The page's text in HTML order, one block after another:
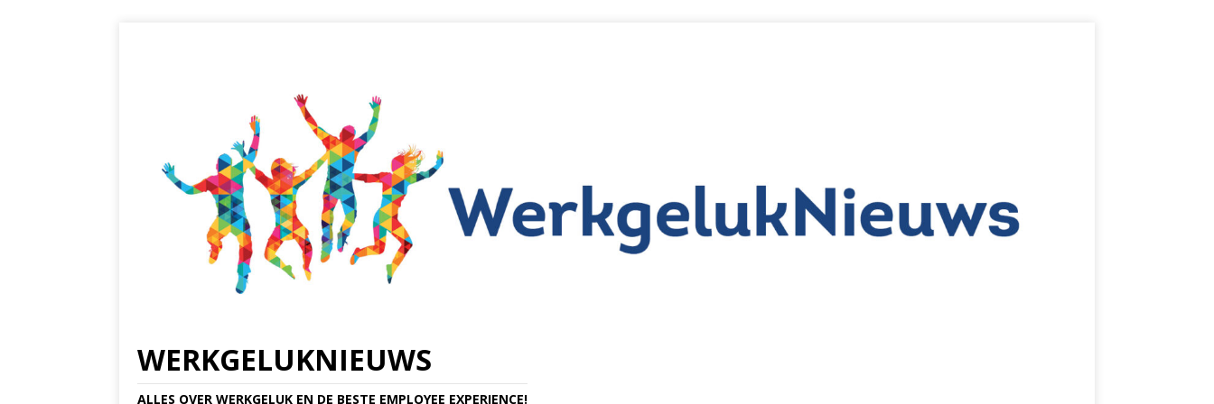
WERKGELUKNIEUWS
ALLES OVER WERKGELUK EN DE BESTE EMPLOYEE EXPERIENCE!